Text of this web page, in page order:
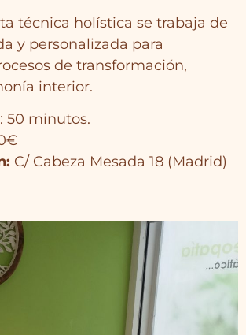
técnica holística se trabaja de
y personalizada para
de transformación,
interior.
: 50 minutos.
C/ Cabeza Mesada 18 (Madrid)